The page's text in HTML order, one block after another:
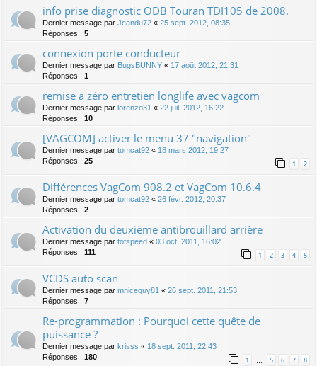
info prise diagnostic ODB Touran TDI105 de 2008.
Dernier message par Jeandu72 « 25 sept. 2012, 08:35
Réponses : 5
connexion porte conducteur
Dernier message par BugsBUNNY « 17 août 2012, 21:31
Réponses : 1
remise a zéro entretien longlife avec vagcom
Dernier message par lorenzo31 « 22 juil. 2012, 16:22
Réponses : 10
[VAGCOM] activer le menu 37 "navigation"
Dernier message par tomcat92 « 18 mars 2012, 19:27
Réponses : 25 1 2
Différences VagCom 908.2 et VagCom 10.6.4
Dernier message par tomcat92 « 26 févr. 2012, 20:37
Réponses : 2
Activation du deuxième antibrouillard arrière
Dernier message par tofspeed « 03 oct. 2011, 16:02
Réponses : 111 1 2 3 4 5
VCDS auto scan
Dernier message par mniceguy81 « 26 sept. 2011, 21:53
Réponses : 7
Re-programmation : Pourquoi cette quête de
puissance ?
Dernier message par krisss « 18 sept. 2011, 22:43
Réponses : 180 1 … 5 6 7 8